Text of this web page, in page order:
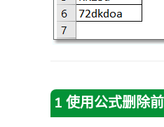
1 使用公式删除